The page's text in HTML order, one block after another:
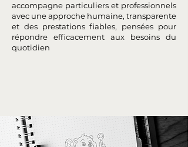
accompagne particuliers et professionnels
avec une approche humaine, transparente
et des prestations fiables, pensées pour
répondre efficacement aux besoins du
quotidien